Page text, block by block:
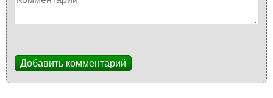
Добавить комментарий